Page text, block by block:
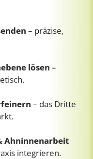
– präzise,
lösen –
– das Dritte
Ahninnenarbeit
integrieren.